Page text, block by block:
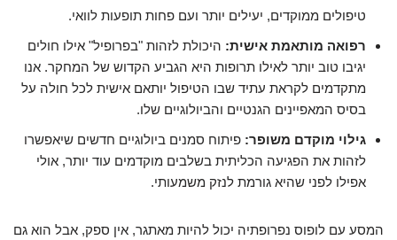
טיפולים ממוקדים, יעילים יותר ועם פחות תופעות לוואי.
רפואה מותאמת אישית: היכולת לזהות "בפרופיל" אילו חולים
יגיבו טוב יותר לאילו תרופות היא הגביע הקדוש של המחקר. אנו
מתקדמים לקראת עתיד שבו הטיפול יותאם אישית לכל חולה על
בסיס המאפיינים הגנטיים והביולוגיים שלו.
גילוי מוקדם משופר: פיתוח סמנים ביולוגיים חדשים שיאפשרו
לזהות את הפגיעה הכליתית בשלבים מוקדמים עוד יותר, אולי
אפילו לפני שהיא גורמת לנזק משמעותי.
המסע עם לופוס נפרופתיה יכול להיות מאתגר, אין ספק, אבל הוא גם